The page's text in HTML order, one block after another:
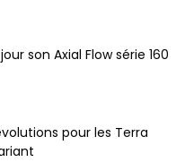
son Axial Flow série 160
pour les Terra